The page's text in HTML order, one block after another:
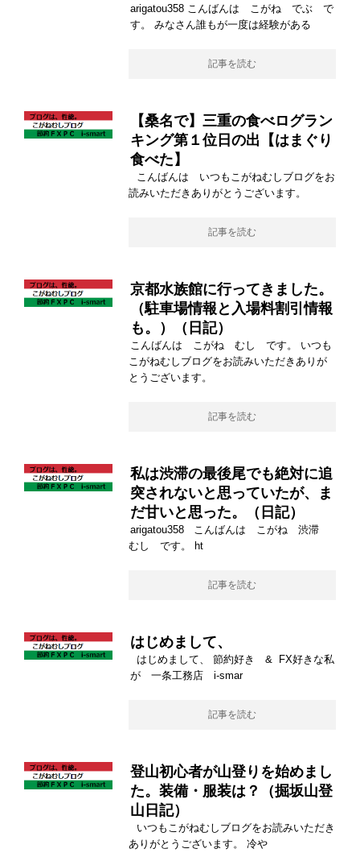
arigatou358 こんばんは こがね でぶ で
す。 みなさん誰もが一度は経験がある
記事を読む
【桑名で】三重の食べログラン
キング第１位日の出【はまぐり
食べた】
こんばんは いつもこがねむしブログをお
読みいただきありがとうございます。
記事を読む
京都水族館に行ってきました。
（駐車場情報と入場料割引情報
も。）（日記）
こんばんは こがね むし です。 いつも
こがねむしブログをお読みいただきありが
とうございます。
記事を読む
私は渋滞の最後尾でも絶対に追
突されないと思っていたが、ま
だ甘いと思った。（日記）
arigatou358 こんばんは こがね 渋滞
むし です。 ht
記事を読む
はじめまして、
はじめまして、 節約好き & FX好きな私
が 一条工務店 i-smar
記事を読む
登山初心者が山登りを始めまし
た。装備・服装は？（掘坂山登
山日記）
いつもこがねむしブログをお読みいただき
ありがとうございます。 冷や